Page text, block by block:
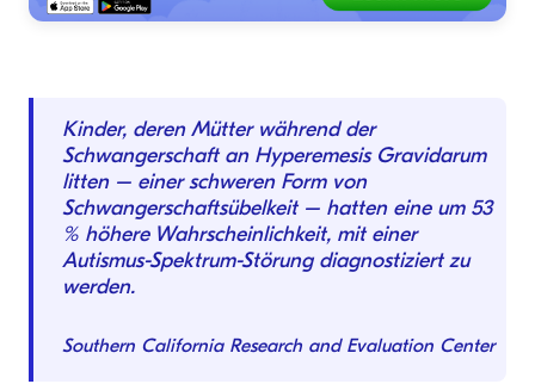
Kinder, deren Mütter während der
Schwangerschaft an Hyperemesis Gravidarum
litten – einer schweren Form von
Schwangerschaftsübelkeit – hatten eine um 53
% höhere Wahrscheinlichkeit, mit einer
Autismus-Spektrum-Störung diagnostiziert zu
werden.
Southern California Research and Evaluation Center